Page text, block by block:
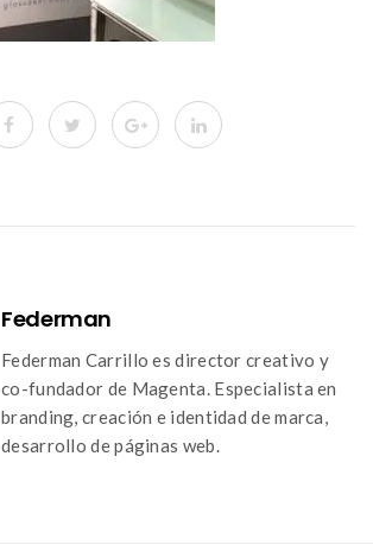
Federman
Federman Carrillo es director creativo y
co-fundador de Magenta. Especialista en
branding, creación e identidad de marca,
desarrollo de páginas web.